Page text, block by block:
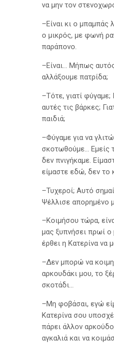
να μην τον
–Είναι κι ο
ο μικρός, με φωνή
παράπονο.
–Είναι… Μήπως
αλλάξουμε πατρίδα;
–Τότε, γιατί φύγαμε;
αυτές τις βάρκες;
παιδιά;
–Φύγαμε για να
σκοτωθούμε… Εμείς
δεν πνιγήκαμε.
είμαστε εδώ, δεν το
–Τυχεροί; Αυτό
Ψέλλισε απορημένο
–Κοιμήσου τώρα,
μας ξυπνήσει πρωί ο
έρθει η Κατερίνα να
–Δεν μπορώ να
αρκουδάκι μου, το
σκοτάδι…
–Μη φοβάσαι, εγώ
Κατερίνα σου
πάρει άλλον
αγκαλιά και να